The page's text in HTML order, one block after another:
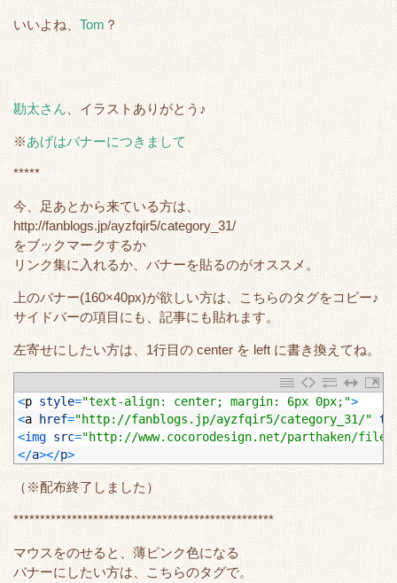
いいよね、 Tom ？
勘太さん 、イラストありがとう♪
※あげはバナーにつきまして
*****
今、足あとから来ている方は、
http://fanblogs.jp/ayzfqir5/category_31/
をブックマークするか
リンク集に入れるか、バナーを貼るのがオススメ。
上のバナー(160×40px)が欲しい方は、こちらのタグをコピー♪
サイドバーの項目にも、記事にも貼れます。
左寄せにしたい方は、1行目の center を left に書き換えてね。
<p style="text-align: center; margin: 6px 0px;">
<a href="http://fanblogs.jp/ayzfqir5/category_31/"
<img src="http://www.cocorodesign.net/parthaken/file/
</a></p>
（※配布終了しました）
*************************************************
マウスをのせると、薄ピンク色になる
バナーにしたい方は、こちらのタグで。